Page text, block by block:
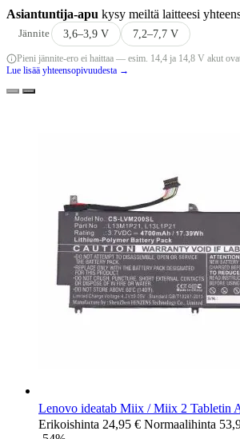
Asiantuntija-apu kysy meiltä laitteesi
Jännite 3,6–3,9 V 7,2–7,7 V
Pieni jännite-ero ei haittaa — esim. 14,4 ja 14,8 V akut
Lue lisää yhteensopivuudesta →
Lenovo ideatab Miix / Miix 2 Tabletin
Erikoishinta 24,95 € Normaalihinta